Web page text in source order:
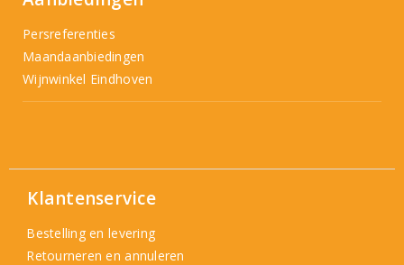
Persreferenties
Maandaanbiedingen
Wijnwinkel Eindhoven
Klantenservice
Bestelling en levering
Retourneren en annuleren